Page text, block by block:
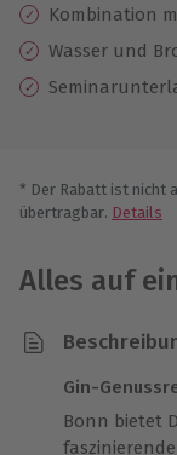
Kombination
Wasser und
* Der Rabatt ist nicht
übertragbar. Details
Alles auf
Gin-
Bonn bietet